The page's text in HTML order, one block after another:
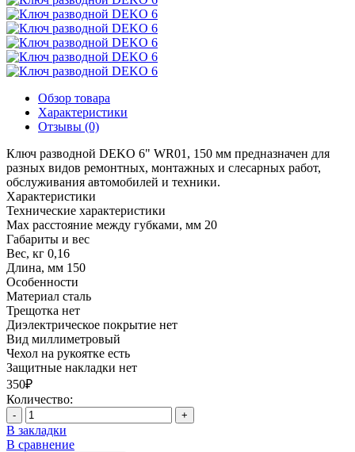
Обзор товара
Характеристики
Отзывы (0)
Ключ разводной DEKO 6" WR01, 150 мм предназначен для
разных видов ремонтных, монтажных и слесарных работ,
обслуживания автомобилей и техники.
Характеристики
Технические характеристики
Max расстояние между губками, мм 20
Габариты и вес
Вес, кг 0,16
Длина, мм 150
Особенности
Материал сталь
Трещотка нет
Диэлектрическое покрытие нет
Вид миллиметровый
Чехол на рукоятке есть
Защитные накладки нет
350₽
Количество:
- +
В закладки
В сравнение